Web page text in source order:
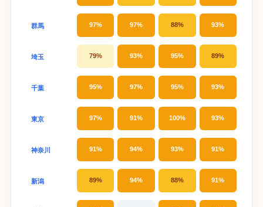
群馬 97% 97% 88% 93%
埼玉 79% 93% 95% 89%
千葉 95% 97% 95% 93%
東京 97% 91% 100% 93%
神奈川 91% 94% 93% 91%
新潟 89% 94% 88% 91%